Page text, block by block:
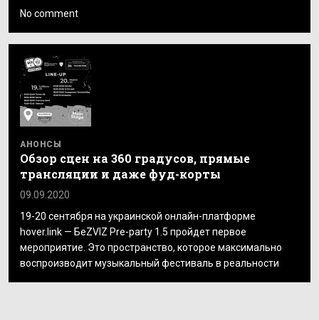
No comment
АНОНСЫ
Обзор сцен на 360 градусов, прямые
трансляции и даже фуд-корты
09.09.2020
19-20 сентября на украинской онлайн-платформе
hover.link — БеZVIZ Pre-party 1.5 пройдет первое
мероприятие. Это пространство, которое максимально
воспроизводит музыкальный фестиваль в реальности